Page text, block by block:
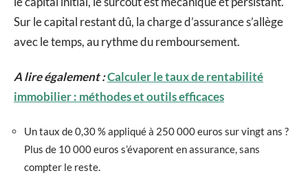
Sur le capital restant dû, la charge d’assurance s’allège
avec le temps, au rythme du remboursement.
A lire également :Calculer le taux de rentabilité
immobilier : méthodes et outils efficaces
Un taux de 0,30 % appliqué à 250 000 euros sur vingt ans ?
Plus de 10 000 euros s’évaporent en assurance, sans
compter le reste.